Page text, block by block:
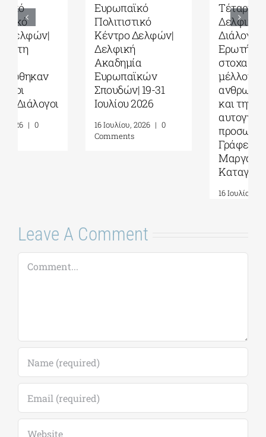
Ευρωπαϊκό
Πολιτιστικό
Κέντρο Δελφών|
Δελφική
Ευρωπαϊκών
Σπουδών| 19-31
Ιουλίου 2026
16 Ιουλίου, 2026
0
Δελφικοί
Διάλογοι|
Ερωτήματα και
στοχασμοί για το
μέλλον της
ανθρωπότητας
και την
αυτογνωσία ως
προσωπική πράξη|
0
Leave A Comment